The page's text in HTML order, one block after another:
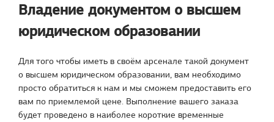
Владение документом о высшем
юридическом образовании
Для того чтобы иметь в своём арсенале такой документ
о высшем юридическом образовании, вам необходимо
просто обратиться к нам и мы сможем предоставить его
вам по приемлемой цене. Выполнение вашего заказа
будет проведено в наиболее короткие временные